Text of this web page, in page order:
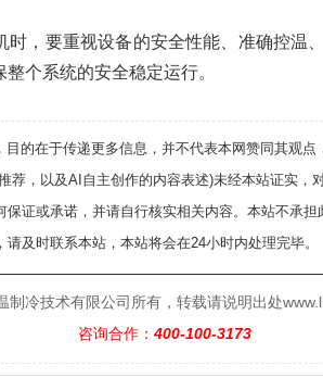
时，要重视设备的安全性能、准确控温
个系统的安全稳定运行。
的在于传递更多信息，并不代表本网赞同其观
荐，以及AI自主创作的内容表述)未经本站证实，
证或承诺，并请自行核实相关内容。本站不承
及时联系本站，本站将会在24小时内处理完毕。
制冷技术有限公司所有，转载请说明出处
咨询合作： 400-100-3173